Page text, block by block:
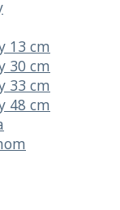
13 cm
30 cm
33 cm
48 cm